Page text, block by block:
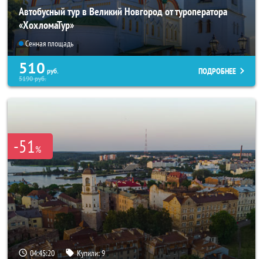
Автобусный тур в Великий Новгород от туроператора
«ХохломаТур»
Сенная площадь
510 руб.
5190руб.
ПОДРОБНЕЕ
-51%
04:45:18 Купили:9